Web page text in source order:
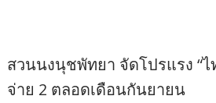
สวนนงนุชพัทยา จัดโปรแรง “ไ
จ่าย 2 ตลอดเดือนกันยายน